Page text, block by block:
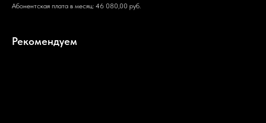
Абонентская плата в месяц: 46 080,00 руб.
Рекомендуем